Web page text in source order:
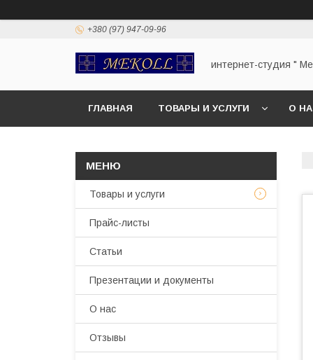
+380 (97) 947-09-96
интернет-студия "
ГЛАВНАЯ ТОВАРЫ И УСЛУГИ О
Товары и услуги
Прайс-листы
Статьи
Презентации и документы
О нас
Отзывы